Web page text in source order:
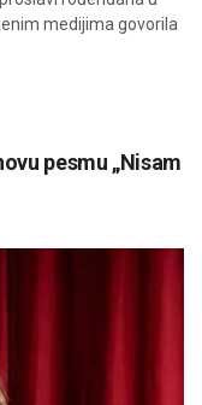
medijima govorila
pesmu „Nisam